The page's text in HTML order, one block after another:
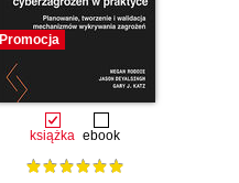
Promocja
książka ebook